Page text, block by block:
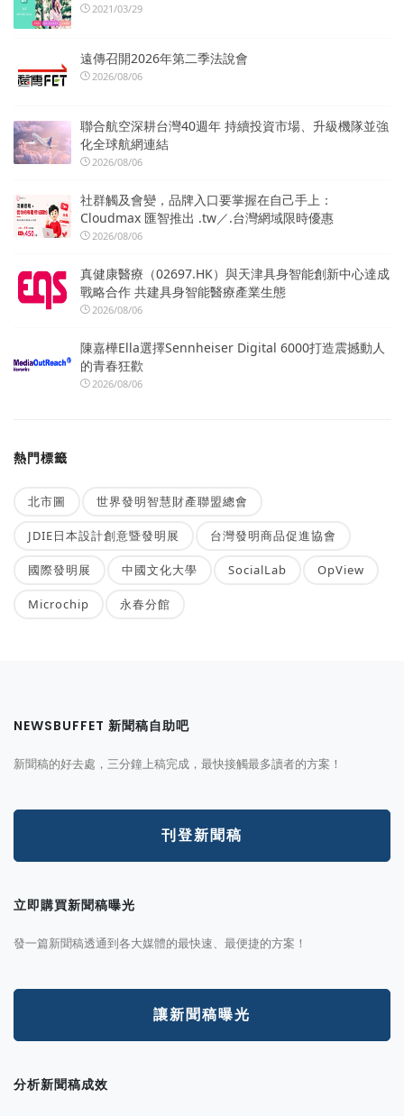
2021/03/29
遠傳召開2026年第二季法說會
2026/08/06
聯合航空深耕台灣40週年 持續投資市場、升級機隊並強
化全球航網連結
2026/08/06
社群觸及會變，品牌入口要掌握在自己手上：
Cloudmax 匯智推出 .tw／.台灣網域限時優惠
2026/08/06
真健康醫療（02697.HK）與天津具身智能創新中心達成
戰略合作 共建具身智能醫療產業生態
2026/08/06
陳嘉樺Ella選擇Sennheiser Digital 6000打造震撼動人
的青春狂歡
2026/08/06
熱門標籤
北市圖 世界發明智慧財產聯盟總會
JDIE日本設計創意暨發明展 台灣發明商品促進協會
國際發明展 中國文化大學 SocialLab OpView
Microchip 永春分館
NEWSBUFFET 新聞稿自助吧
新聞稿的好去處，三分鐘上稿完成，最快接觸最多讀者的方案！
刊登新聞稿
立即購買新聞稿曝光
發一篇新聞稿透通到各大媒體的最快速、最便捷的方案！
讓新聞稿曝光
分析新聞稿成效